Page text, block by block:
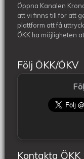
Öppna Kanalen
att vi finns till för att
plattform att få
ÖKK ha möjligheten
Följ ÖKK/ÖKV
Kontakta ÖKK